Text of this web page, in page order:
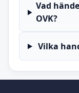
Vad
OVK?
Vilka